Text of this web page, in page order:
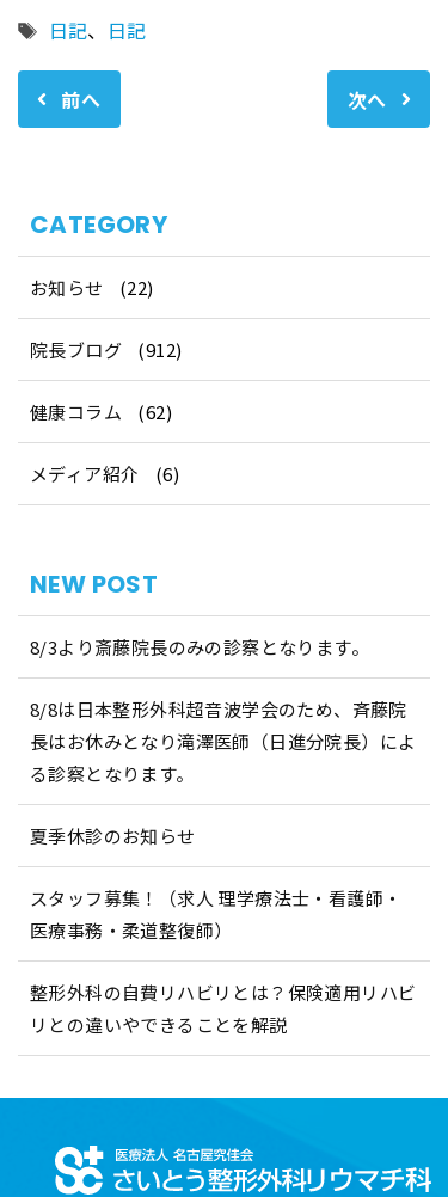
タ
日記、 日記
前へ 次へ
CATEGORY
お知らせ (22)
院長ブログ (912)
健康コラム (62)
メディア紹介 (6)
NEW POST
8/3より斎藤院長のみの診察となります。
8/8は日本整形外科超音波学会のため、斉藤院
長はお休みとなり滝澤医師（日進分院長）によ
る診察となります。
夏季休診のお知らせ
スタッフ募集！（求人 理学療法士・看護師・
医療事務・柔道整復師）
整形外科の自費リハビリとは？保険適用リハビ
リとの違いやできることを解説